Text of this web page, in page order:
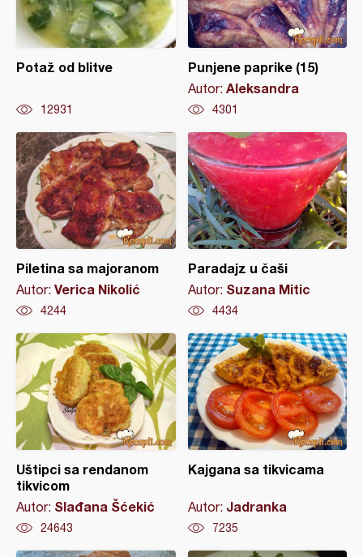
Potaž od blitve
12931
Punjene paprike (15)
Autor: Aleksandra
4301
Piletina sa majoranom
Autor: Verica Nikolić
4244
Paradajz u čaši
Autor: Suzana Mitic
4434
Uštipci sa rendanom
tikvicom
Autor: Slađana Šćekić
24643
Kajgana sa tikvicama
Autor: Jadranka
7235